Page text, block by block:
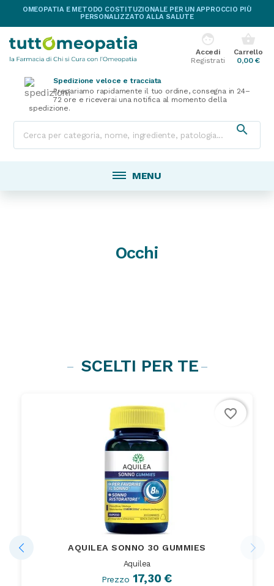
OMEOPATIA E METODO COSTITUZIONALE PER UN APPROCCIO PIÙ
PERSONALIZZATO ALLA SALUTE
shopping_basket
Carrello
0,00 €
face
Accedi
Registrati
Spedizione veloce e tracciata
Prepariamo rapidamente il tuo ordine, consegna in 24–
72 ore e riceverai una notifica al momento della
spedizione.

MENU
Occhi
SCELTI PER TE
AQUILEA SONNO 30 GUMMIES
Aquilea
Prezzo 17,30 €
favorite_border